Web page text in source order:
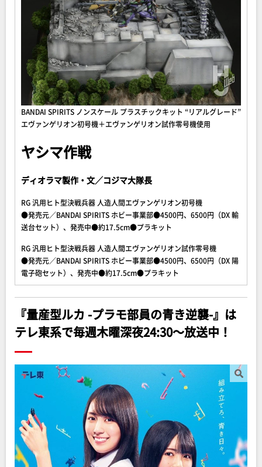
BANDAI SPIRITS ノンスケール プラスチックキット “リアルグレード”
エヴァンゲリオン初号機＋エヴァンゲリオン試作零号機使用
ヤシマ作戦
ディオラマ製作・文／コジマ大隊長
RG 汎用ヒト型決戦兵器 人造人間エヴァンゲリオン初号機
●発売元／BANDAI SPIRITS ホビー事業部●4500円、6500円（DX 輸
送台セット）、発売中●約17.5cm●プラキット
RG 汎用ヒト型決戦兵器 人造人間エヴァンゲリオン試作零号機
●発売元／BANDAI SPIRITS ホビー事業部●4500円、6500円（DX 陽
電子砲セット）、発売中●約17.5cm●プラキット
『量産型ルカ -プラモ部員の青き逆襲-』は
テレ東系で毎週木曜深夜24:30～放送中！